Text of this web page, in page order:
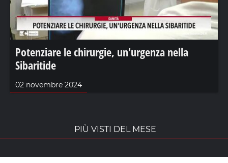
Potenziare le chirurgie, un'urgenza nella
Sibaritide
02 novembre 2024
PIÙ VISTI DEL MESE